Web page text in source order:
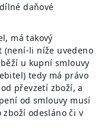
daňové
má takový
(není-li níže uvedeno
u kupní smlouvy
tedy má právo
převzetí zboží, a
od smlouvy musí
odesláno či v